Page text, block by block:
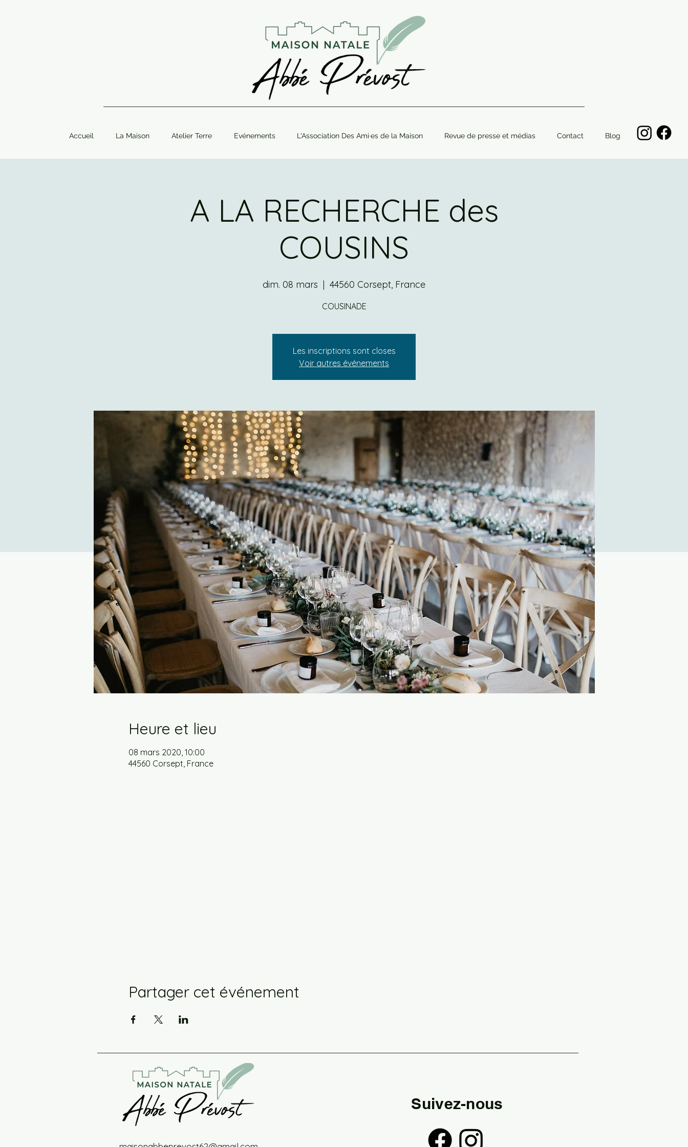
Accueil La Maison Atelier Terre Evénements L'Association Des Ami·es de la Maison Revue de presse et médias Contact Blog
A LA RECHERCHE des
COUSINS
dim. 08 mars
  |
44560 Corsept, France
COUSINADE
Les inscriptions sont closes
Voir autres événements
Heure et lieu
08 mars 2020, 10:00
44560 Corsept, France
Partager cet événement
Suivez-nous